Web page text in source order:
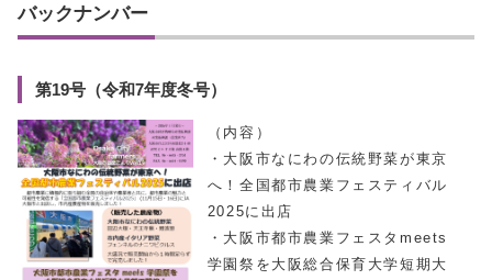
バックナンバー
第19号（令和7年度冬号）
（内容）
・大阪市なにわの伝統野菜が東京
へ！全国都市農業フェスティバル
2025に出店
・大阪市都市農業フェスタmeets
学園祭を大阪総合保育大学短期大